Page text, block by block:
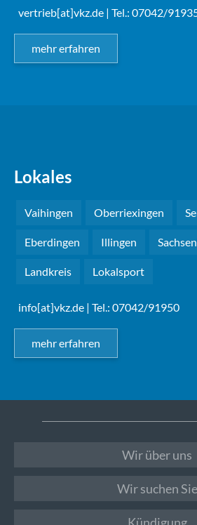
vertrieb[at]vkz.de | Tel.: 07042/
mehr erfahren
Lokales
Vaihingen Oberriexingen
Eberdingen Illingen
Landkreis Lokalsport
info[at]vkz.de | Tel.: 07042/91950
mehr erfahren
Wir über uns
Wir suchen Sie
Kündigung